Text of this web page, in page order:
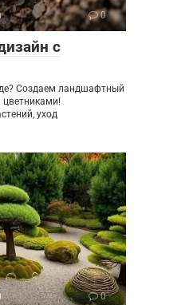
0
с
Создаем ландшафтный
уход
0